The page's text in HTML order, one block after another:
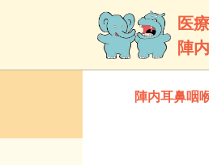
医
陣
陣内耳鼻咽